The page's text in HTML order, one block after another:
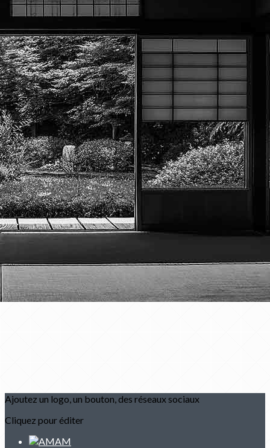
Exporter les lignes sélectionnées
Exporter uniquement les colonnes affichées
Menu
?>
Images de la page d'accueil
Cliquez pour éditer
Texte, bouton et/ou inscription à la newsletter
Cliquez pour éditer
Académie Menneçoise d'Arts
Martiaux
Je m'abonne à la newsletter
Ajoutez un logo, un bouton, des réseaux sociaux
Cliquez pour éditer